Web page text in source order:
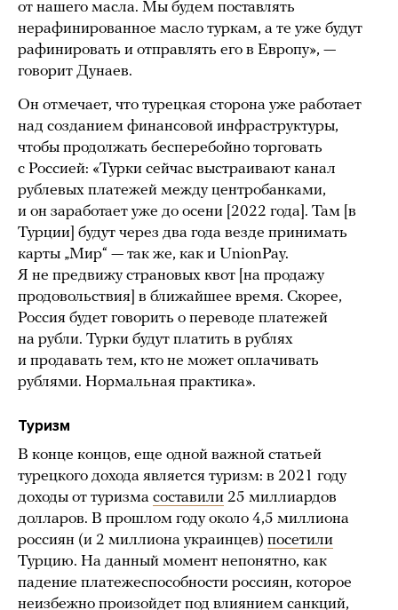
от нашего масла. Мы будем поставлять
нерафинированное масло туркам, а те уже будут
рафинировать и отправлять его в Европу», —
говорит Дунаев.
Он отмечает, что турецкая сторона уже работает
над созданием финансовой инфраструктуры,
чтобы продолжать бесперебойно торговать
с Россией: «Турки сейчас выстраивают канал
рублевых платежей между центробанками,
и он заработает уже до осени [2022 года]. Там [в
Турции] будут через два года везде принимать
карты „Мир“ — так же, как и UnionPay.
Я не предвижу страновых квот [на продажу
продовольствия] в ближайшее время. Скорее,
Россия будет говорить о переводе платежей
на рубли. Турки будут платить в рублях
и продавать тем, кто не может оплачивать
рублями. Нормальная практика».
Туризм
В конце концов, еще одной важной статьей
турецкого дохода является туризм: в 2021 году
доходы от туризма составили 25 миллиардов
долларов. В прошлом году около 4,5 миллиона
россиян (и 2 миллиона украинцев) посетили
Турцию. На данный момент непонятно, как
падение платежеспособности россиян, которое
неизбежно произойдет под влиянием санкций,